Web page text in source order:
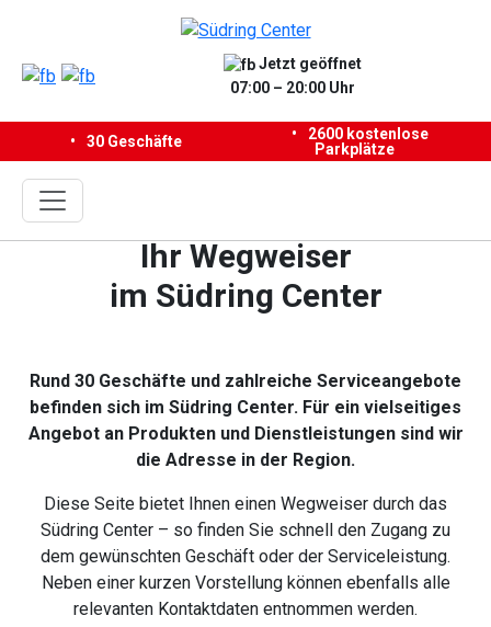
Jetzt geöffnet
07:00 – 20:00 Uhr
30 Geschäfte •
2600 kostenlose
Parkplätze
Ihr Wegweiser
im Südring Center
Rund 30 Geschäfte und zahlreiche Serviceangebote
befinden sich im Südring Center. Für ein vielseitiges
Angebot an Produkten und Dienstleistungen sind wir
die Adresse in der Region.
Diese Seite bietet Ihnen einen Wegweiser durch das
Südring Center – so finden Sie schnell den Zugang zu
dem gewünschten Geschäft oder der Serviceleistung.
Neben einer kurzen Vorstellung können ebenfalls alle
relevanten Kontaktdaten entnommen werden.